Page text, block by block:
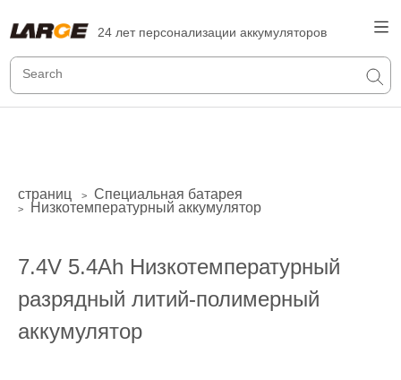
24 лет персонализации аккумуляторов
страниц > Специальная батарея
> Низкотемпературный аккумулятор
7.4V 5.4Ah Низкотемпературный
разрядный литий-полимерный
аккумулятор